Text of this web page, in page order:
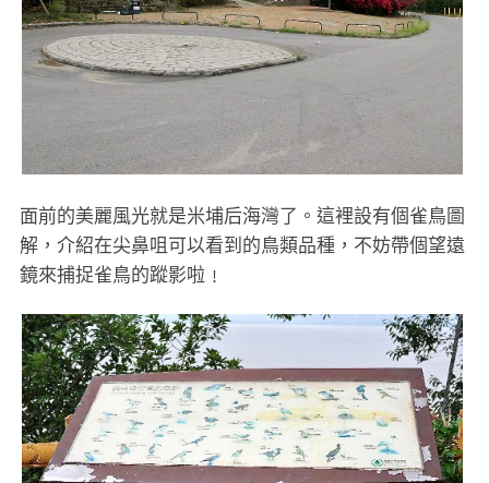
面前的美麗風光就是米埔后海灣了。這裡設有個雀鳥圖
解，介紹在尖鼻咀可以看到的鳥類品種，不妨帶個望遠
鏡來捕捉雀鳥的蹤影啦﹗